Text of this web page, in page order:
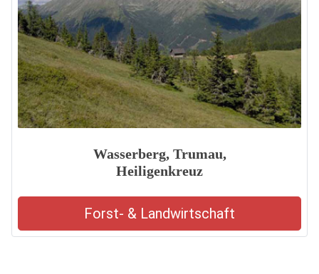
Wasserberg, Trumau,
Heiligenkreuz
Forst- & Landwirtschaft